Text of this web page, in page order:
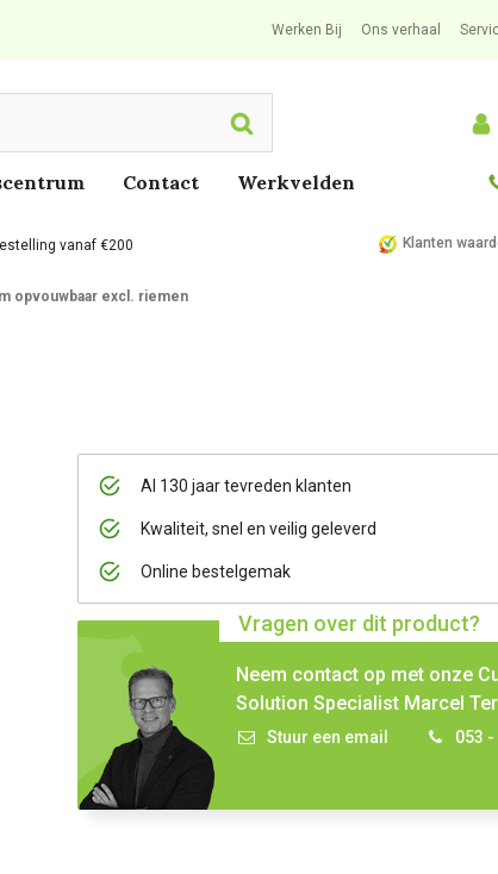
Werken Bij Ons verhaal
Search
Contact Werkvelden
vanaf €200 Klanten
opvouwbaar excl. riemen
Al 130 jaar tevreden klanten
Kwaliteit, snel en veilig geleverd
Online bestelgemak
Vragen over dit product?
Neem contact op met onze
Solution Specialist Marcel
Stuur een email 053 -